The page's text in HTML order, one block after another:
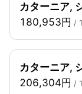
カターニア,
180,953円 /
カターニア,
206,304円 /